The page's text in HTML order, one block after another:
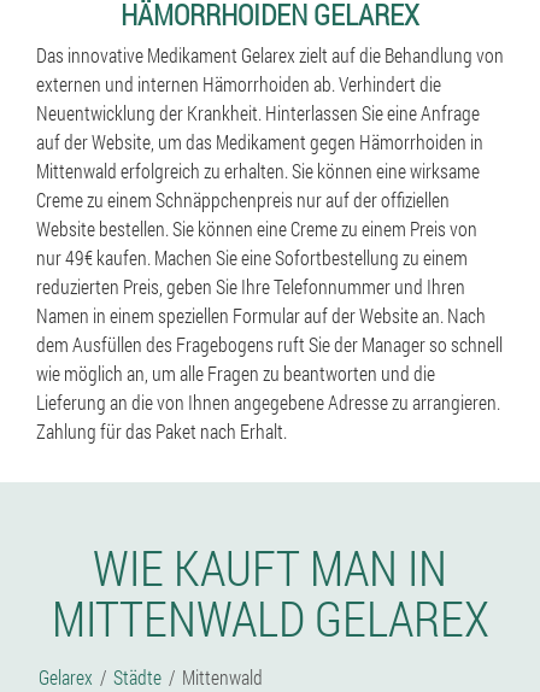
HÄMORRHOIDEN GELAREX
Das innovative Medikament Gelarex zielt auf die Behandlung von
externen und internen Hämorrhoiden ab. Verhindert die
Neuentwicklung der Krankheit. Hinterlassen Sie eine Anfrage
auf der Website, um das Medikament gegen Hämorrhoiden in
Mittenwald erfolgreich zu erhalten. Sie können eine wirksame
Creme zu einem Schnäppchenpreis nur auf der offiziellen
Website bestellen. Sie können eine Creme zu einem Preis von
nur 49€ kaufen. Machen Sie eine Sofortbestellung zu einem
reduzierten Preis, geben Sie Ihre Telefonnummer und Ihren
Namen in einem speziellen Formular auf der Website an. Nach
dem Ausfüllen des Fragebogens ruft Sie der Manager so schnell
wie möglich an, um alle Fragen zu beantworten und die
Lieferung an die von Ihnen angegebene Adresse zu arrangieren.
Zahlung für das Paket nach Erhalt.
WIE KAUFT MAN IN
MITTENWALD GELAREX
Gelarex Städte Mittenwald